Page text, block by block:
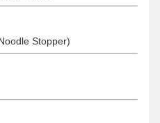
Stopper)